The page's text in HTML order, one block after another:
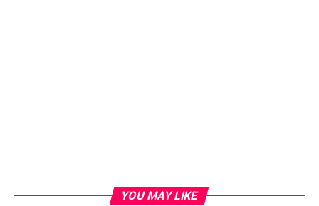
YOU MAY LIKE